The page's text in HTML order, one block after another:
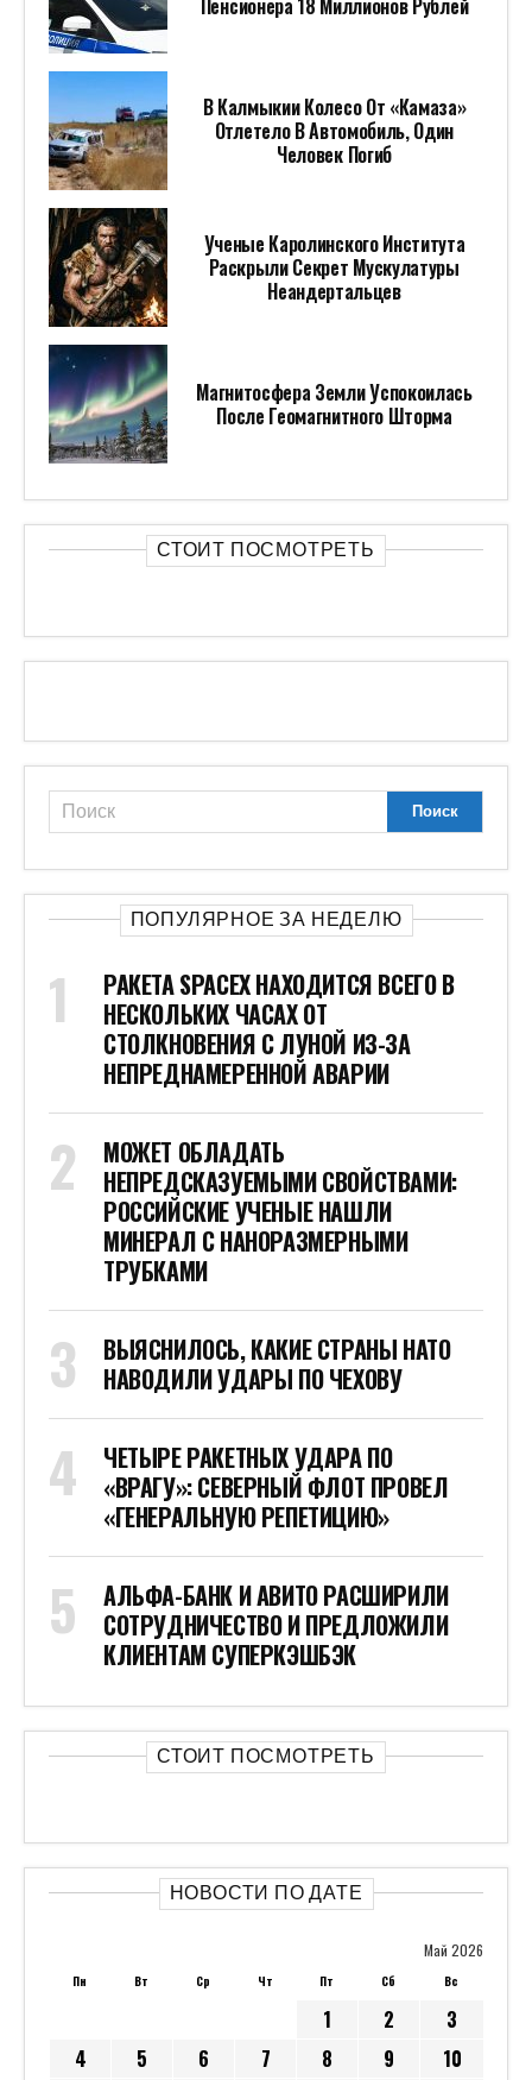
В Калмыкии Колесо От «Камаза»
Отлетело В Автомобиль, Один
Человек Погиб
Ученые Каролинского Института
Раскрыли Секрет Мускулатуры
Неандертальцев
Магнитосфера Земли Успокоилась
После Геомагнитного Шторма
СТОИТ ПОСМОТРЕТЬ
ПОПУЛЯРНОЕ ЗА НЕДЕЛЮ
РАКЕТА SPACEX НАХОДИТСЯ ВСЕГО В
НЕСКОЛЬКИХ ЧАСАХ ОТ
СТОЛКНОВЕНИЯ С ЛУНОЙ ИЗ-ЗА
НЕПРЕДНАМЕРЕННОЙ АВАРИИ
МОЖЕТ ОБЛАДАТЬ
НЕПРЕДСКАЗУЕМЫМИ СВОЙСТВАМИ:
РОССИЙСКИЕ УЧЕНЫЕ НАШЛИ
МИНЕРАЛ С НАНОРАЗМЕРНЫМИ
ТРУБКАМИ
ВЫЯСНИЛОСЬ, КАКИЕ СТРАНЫ НАТО
НАВОДИЛИ УДАРЫ ПО ЧЕХОВУ
ЧЕТЫРЕ РАКЕТНЫХ УДАРА ПО
«ВРАГУ»: СЕВЕРНЫЙ ФЛОТ ПРОВЕЛ
«ГЕНЕРАЛЬНУЮ РЕПЕТИЦИЮ»
АЛЬФА-БАНК И АВИТО РАСШИРИЛИ
СОТРУДНИЧЕСТВО И ПРЕДЛОЖИЛИ
КЛИЕНТАМ СУПЕРКЭШБЭК
СТОИТ ПОСМОТРЕТЬ
НОВОСТИ ПО ДАТЕ
Май 2026
Пн Вт Ср Чт Пт Сб Вс
1 2
3
4
5 6 7 8 9
10